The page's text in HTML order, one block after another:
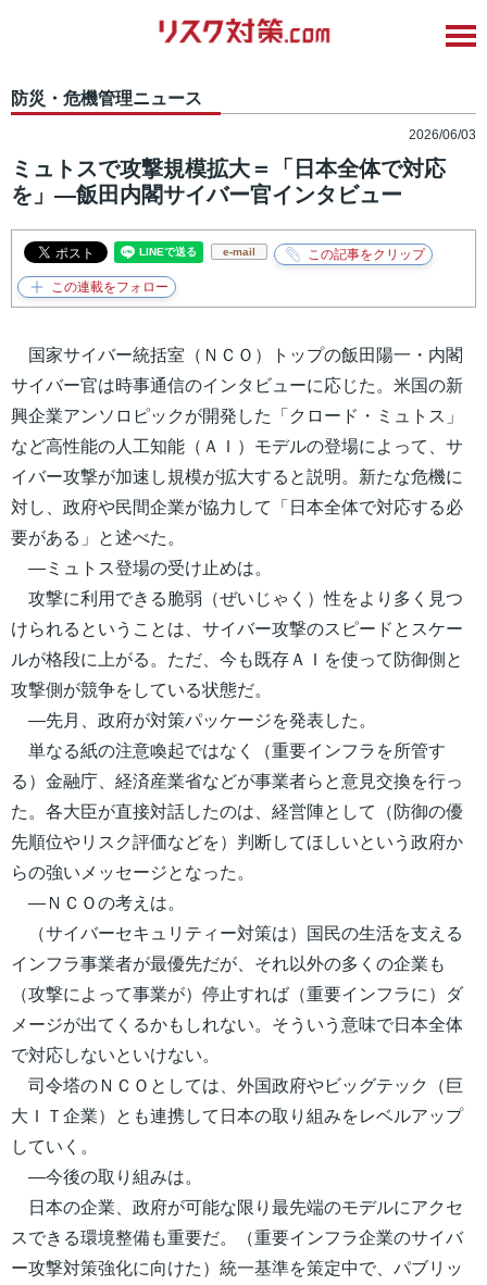
防災・危機管理ニュース
2026/06/03
ミュトスで攻撃規模拡大＝「日本全体で対応
を」―飯田内閣サイバー官インタビュー
e-mail
国家サイバー統括室（ＮＣＯ）トップの飯田陽一・内閣
サイバー官は時事通信のインタビューに応じた。米国の新
興企業アンソロピックが開発した「クロード・ミュトス」
など高性能の人工知能（ＡＩ）モデルの登場によって、サ
イバー攻撃が加速し規模が拡大すると説明。新たな危機に
対し、政府や民間企業が協力して「日本全体で対応する必
要がある」と述べた。
―ミュトス登場の受け止めは。
攻撃に利用できる脆弱（ぜいじゃく）性をより多く見つ
けられるということは、サイバー攻撃のスピードとスケー
ルが格段に上がる。ただ、今も既存ＡＩを使って防御側と
攻撃側が競争をしている状態だ。
―先月、政府が対策パッケージを発表した。
単なる紙の注意喚起ではなく（重要インフラを所管す
る）金融庁、経済産業省などが事業者らと意見交換を行っ
た。各大臣が直接対話したのは、経営陣として（防御の優
先順位やリスク評価などを）判断してほしいという政府か
らの強いメッセージとなった。
―ＮＣＯの考えは。
（サイバーセキュリティー対策は）国民の生活を支える
インフラ事業者が最優先だが、それ以外の多くの企業も
（攻撃によって事業が）停止すれば（重要インフラに）ダ
メージが出てくるかもしれない。そういう意味で日本全体
で対応しないといけない。
司令塔のＮＣＯとしては、外国政府やビッグテック（巨
大ＩＴ企業）とも連携して日本の取り組みをレベルアップ
していく。
―今後の取り組みは。
日本の企業、政府が可能な限り最先端のモデルにアクセ
スできる環境整備も重要だ。（重要インフラ企業のサイバ
ー攻撃対策強化に向けた）統一基準を策定中で、パブリッ